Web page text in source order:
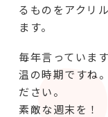
るものをアクリ
ます。
毎年言っていま
温の時期ですね
ださい。
素敵な週末を！